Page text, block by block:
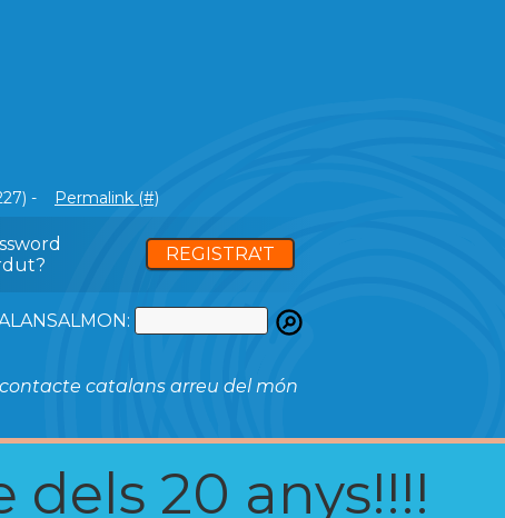
- Permalink (#)
REGISTRA'T
catalans arreu del món
20 anys!!!!